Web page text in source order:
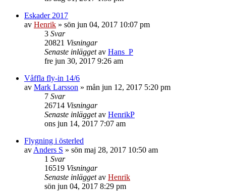
Eskader 2017
av Henrik » sön jun 04, 2017 10:07 pm
3 Svar
20821 Visningar
Senaste inläggetav Hans_P
fre jun 30, 2017 9:26 am
Våffla fly-in 14/6
av Mark Larsson » mån jun 12, 2017 5:20 pm
7 Svar
26714 Visningar
Senaste inläggetav HenrikP
ons jun 14, 2017 7:07 am
Flygning i österled
av Anders S » sön maj 28, 2017 10:50 am
1 Svar
16519 Visningar
Senaste inläggetav Henrik
sön jun 04, 2017 8:29 pm